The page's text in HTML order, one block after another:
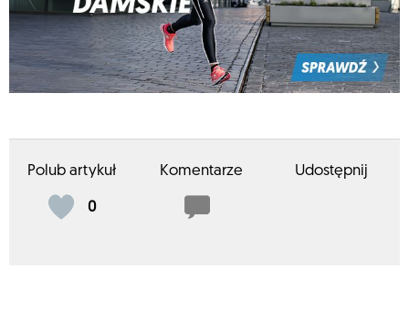
Polub artykuł
0
Komentarze Udostępnij